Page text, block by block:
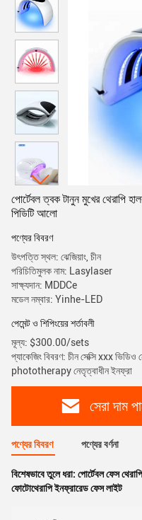
পোর্টেবল ত্বক টানুন মুখের থেরাপি
পিডিটি আলো
পণ্যের বিবরণ
উৎপত্তি স্থল: ঝেজিয়াং, চীন
পরিচিতিমুলক নাম: Lasylaser
সাক্ষ্যদান: MDDCe
মডেল নম্বার: Yinhe-LED
পেমেন্ট ও শিপিংয়ের শর্তাবলী
মূল্য: $300.00/sets
প্যাকেজিং বিবরণ: চীন সেক্সি xxx ভিডিও
phototherapy নেতৃত্বাধীন ইনফ্রা
সেরা দাম
পণ্যের বিবরণ পণ্যের বর্ণনা
বিশেষভাবে তুলে ধরা: পোর্টেবল ফেস
ফোটোথেরাপি ইনফ্রারেড ফেস লাইট